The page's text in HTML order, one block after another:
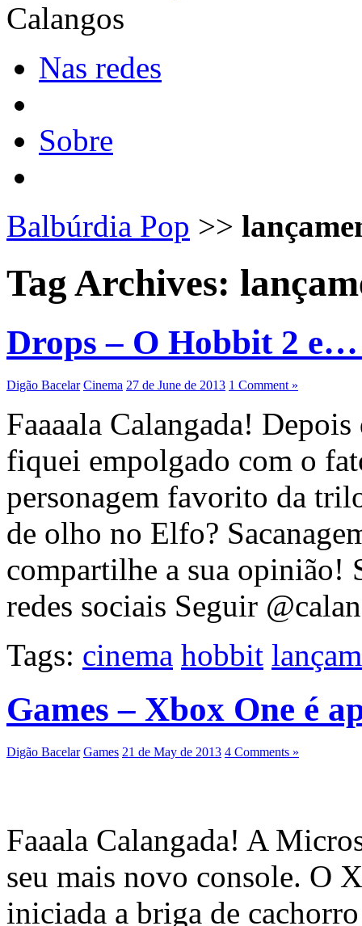
Calangos
Nas redes
Sobre
Balbúrdia Pop >>
Tag Archives:
Drops – O Hobbit 2 e…
Digão Bacelar Cinema 27 de June de 2013 1 Comment »
Faaaala Calangada!
fiquei empolgado com o
personagem favorito da
de olho no Elfo?
compartilhe a sua opinião!
redes sociais Seguir
Tags: cinema hobbit
Games – Xbox One é
Digão Bacelar Games 21 de May de 2013 4 Comments »
Faaala Calangada! A
seu mais novo console. O
iniciada a briga de